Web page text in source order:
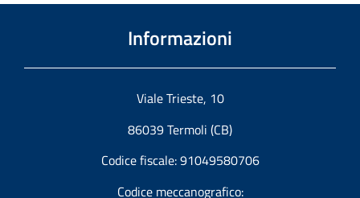
Informazioni
Viale Trieste, 10
86039 Termoli (CB)
Codice fiscale: 91049580706
Codice meccanografico: